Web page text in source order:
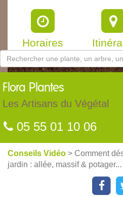
Horaires
Flora Plantes
Les Artisans du Végétal
05 55 01 10 06
Conseils Vidéo > Comment
jardin : allée, massif & potager...